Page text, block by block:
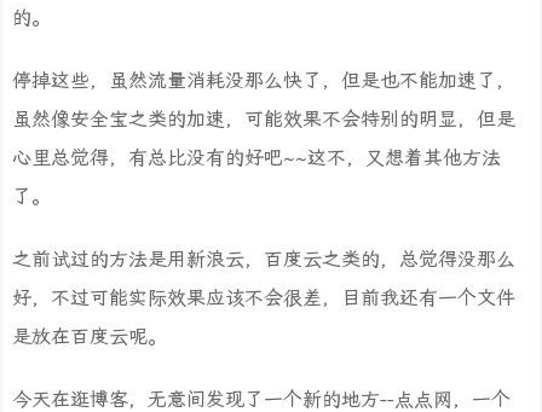
的。
停掉这些，虽然流量消耗没那么快了，但是也不能加速了，
虽然像安全宝之类的加速，可能效果不会特别的明显，但是
心里总觉得，有总比没有的好吧~~这不，又想着其他方法
了。
之前试过的方法是用新浪云，百度云之类的，总觉得没那么
好，不过可能实际效果应该不会很差，目前我还有一个文件
是放在百度云呢。
今天在逛博客，无意间发现了一个新的地方--点点网，一个